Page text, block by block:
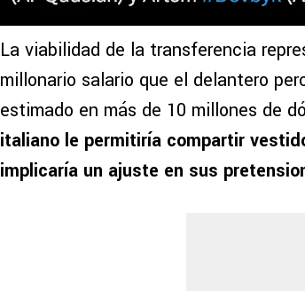
La viabilidad de la transferencia
millonario salario que el delantero
estimado en más de 10 millones de
italiano le permitiría compartir
implicaría un ajuste en sus